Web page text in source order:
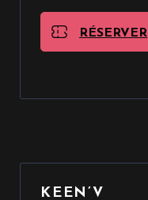
RÉSERVER
KEEN’V